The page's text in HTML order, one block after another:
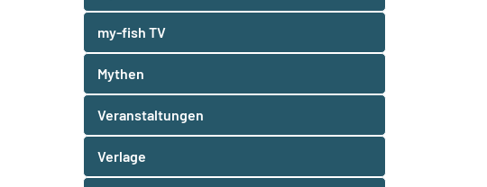
my-fish TV
Mythen
Veranstaltungen
Verlage